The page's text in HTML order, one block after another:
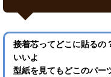
接着芯ってどこに貼るの
いいよ
型紙を見てもどこのパ